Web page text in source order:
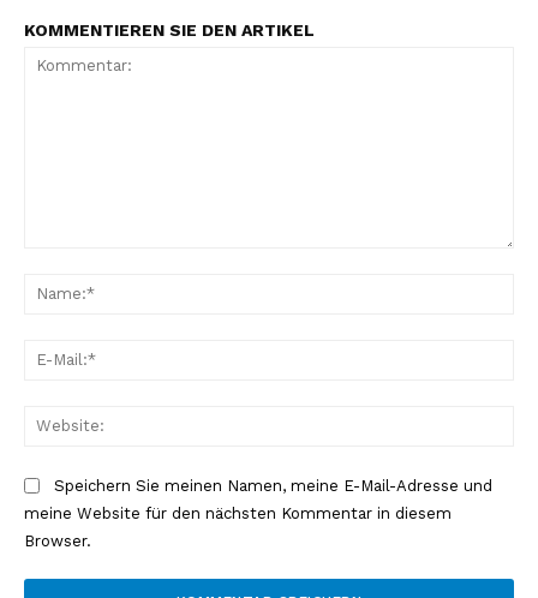
kostenlosen Newsletter
KOMMENTIEREN SIE DEN ARTIKEL
Speichern Sie meinen Namen, meine E-Mail-Adresse und
meine Website für den nächsten Kommentar in diesem
Browser.